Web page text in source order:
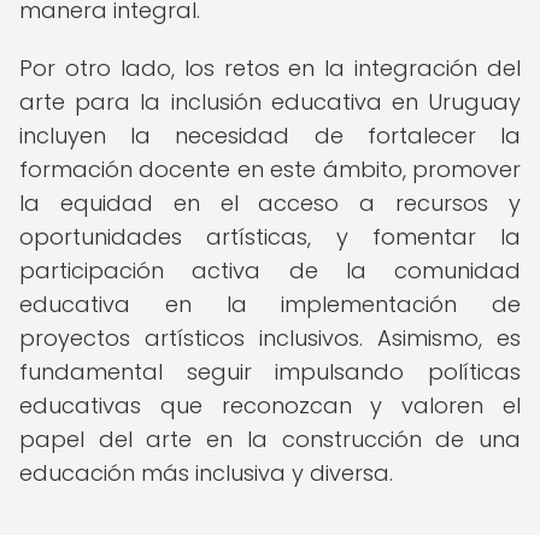
manera integral.
Por otro lado, los retos en la integración del
arte para la inclusión educativa en Uruguay
incluyen la necesidad de fortalecer la
formación docente en este ámbito, promover
la equidad en el acceso a recursos y
oportunidades artísticas, y fomentar la
participación activa de la comunidad
educativa en la implementación de
proyectos artísticos inclusivos. Asimismo, es
fundamental seguir impulsando políticas
educativas que reconozcan y valoren el
papel del arte en la construcción de una
educación más inclusiva y diversa.